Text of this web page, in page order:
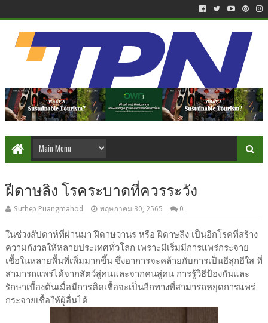
ฝีดาษลิง โรคระบาดที่ควรระวัง
Suthep Puangmahod พฤษภาคม 30, 2565 0
ในช่วงสัปดาห์ที่ผ่านมา ฝีดาษวานร หรือ ฝีดาษลิง เป็นอีกโรคที่สร้าง
ความกังวลให้หลายประเทศทั่วโลก เพราะมีเริ่มมีการแพร่กระจาย
เชื้อในหลายพื้นที่เพิ่มมากขึ้น ซึ่งอาการจะคล้ายกับการเป็นอีสุกอีใส ที่
สามารถแพร่ได้จากสัตว์สู่คนและจากคนสู่คน การรู้วิธีป้องกันและ
รักษาเบื้องต้นเมื่อมีการติดเชื้อจะเป็นอีกทางที่สามารถหยุดการแพร่
กระจายเชื้อให้ผู้อื่นได้